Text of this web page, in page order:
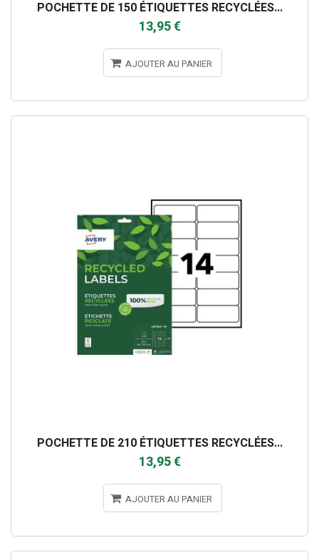
POCHETTE DE 150 ÉTIQUETTES RECYCLÉES...
13,95 €
AJOUTER AU PANIER
POCHETTE DE 210 ÉTIQUETTES RECYCLÉES...
13,95 €
AJOUTER AU PANIER